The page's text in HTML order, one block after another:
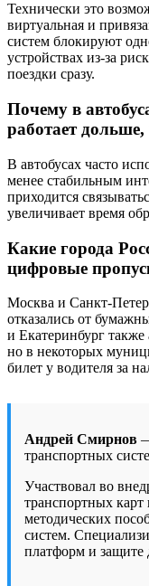
Технически это
виртуальная и
систем блокируют
устройствах из-за
поездки сразу.
Почему в
работает
В автобусах часто
менее стабильным
приходится
увеличивает время
Какие города
цифровые
Москва и Санкт-
отказались от
и Екатеринбург
но в некоторых
билет у водителя за
Андрей Смирнов
транспортных
Участвовал во
транспортных
методических
систем.
платформ и защите